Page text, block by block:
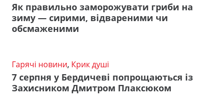
Як правильно заморожувати гриби на
зиму — сирими, відвареними чи
обсмаженими
Гарячі новини, Крик душі
7 серпня у Бердичеві попрощаються із
Захисником Дмитром Плаксюком